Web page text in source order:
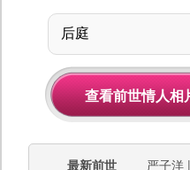
最新前世
严子洋